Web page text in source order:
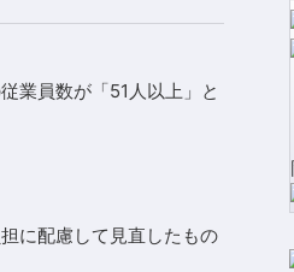
業員数が「51人以上」と
に配慮して見直したもの